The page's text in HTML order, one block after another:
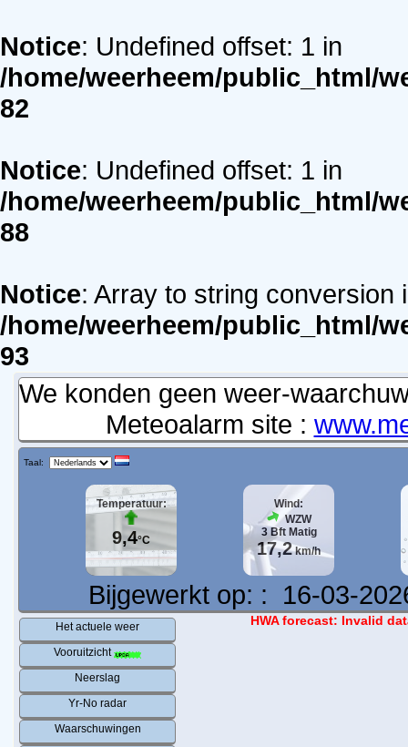
Notice: Undefined offset: 1 in
/home/weerheem/public_html/
82
Notice: Undefined offset: 1 in
/home/weerheem/public_html/
88
Notice: Array to string conversion
/home/weerheem/public_html/
93
We konden geen weer-
Meteoalarm site :
Taal:
Temperatuur:
9,4°C
Wind:
WZW
3Bft Matig
17,2km/h
Bijgewerkt op: : 16-03-
Het actuele weer
Vooruitzicht
Neerslag
Yr-No radar
Waarschuwingen
HWA forecast: Invalid